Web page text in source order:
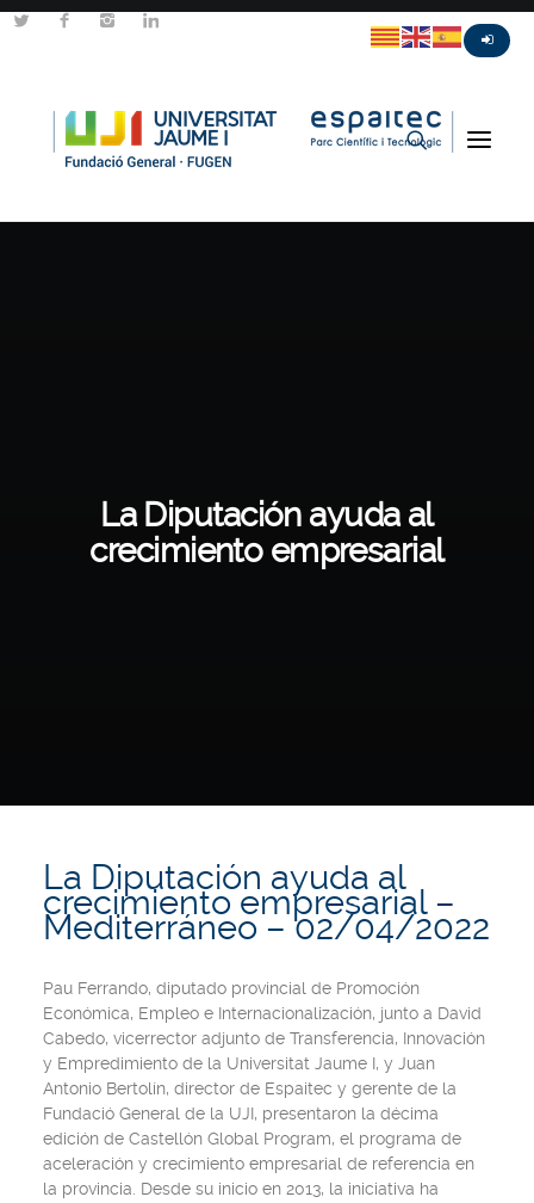
La Diputación ayuda al
crecimiento empresarial
La Diputación ayuda al
crecimiento empresarial –
Mediterráneo – 02/04/2022
Pau Ferrando, diputado provincial de Promoción
Económica, Empleo e Internacionalización, junto a David
Cabedo, vicerrector adjunto de Transferencia, Innovación
y Empredimiento de la Universitat Jaume I, y Juan
Antonio Bertolín, director de Espaitec y gerente de la
Fundació General de la UJI, presentaron la décima
edición de Castellón Global Program, el programa de
aceleración y crecimiento empresarial de referencia en
la provincia. Desde su inicio en 2013, la iniciativa ha